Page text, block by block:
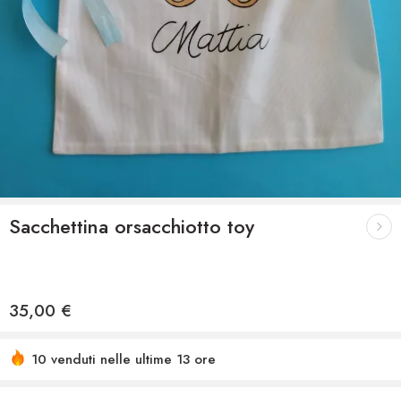
Sacchettina orsacchiotto toy
35,00 €
10 venduti nelle ultime 13 ore